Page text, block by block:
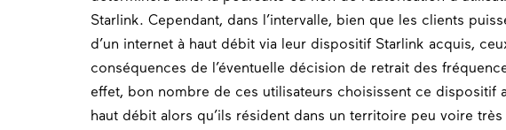
Starlink. Cependant, dans l’intervalle, bien que les clients
d’un internet à haut débit via leur dispositif Starlink acquis,
conséquences de l’éventuelle décision de retrait des
effet, bon nombre de ces utilisateurs choisissent ce dispositif
haut débit alors qu’ils résident dans un territoire peu voire